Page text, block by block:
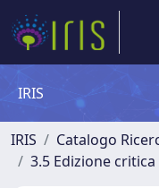
IRIS
IRIS Catalogo
3.5 Edizione